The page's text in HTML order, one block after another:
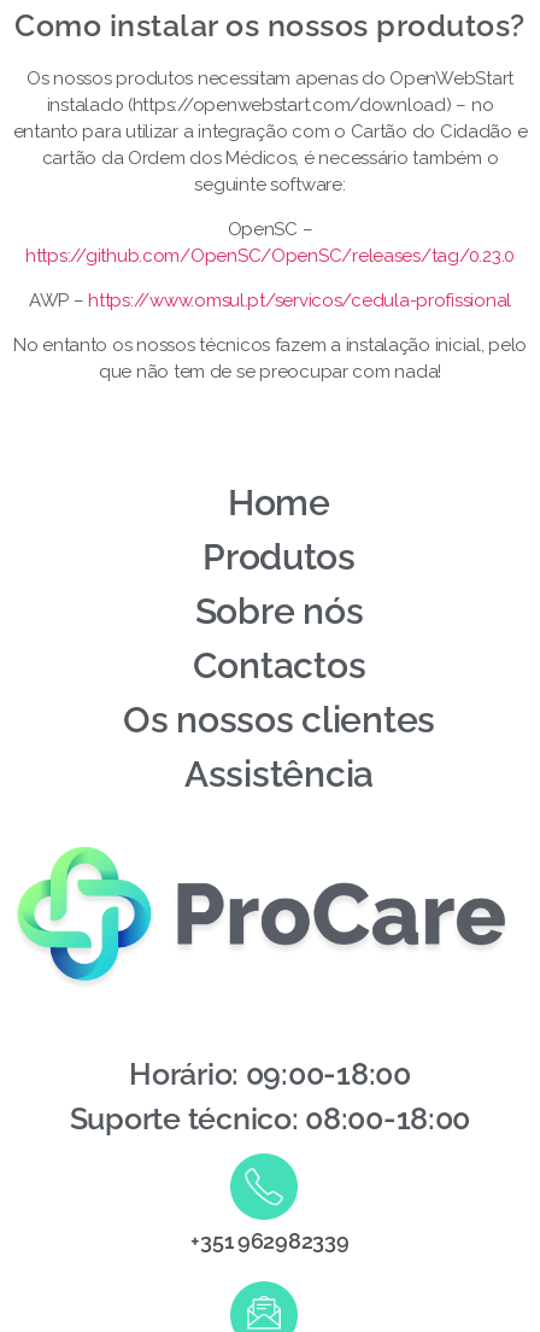
Como instalar os nossos produtos?​
Os nossos produtos necessitam apenas do OpenWebStart
instalado (https://openwebstart.com/download) – no
entanto para utilizar a integração com o Cartão do Cidadão e
cartão da Ordem dos Médicos, é necessário também o
seguinte software:
OpenSC –
https://github.com/OpenSC/OpenSC/releases/tag/0.23.0
AWP –https://www.omsul.pt/servicos/cedula-profissional
No entanto os nossos técnicos fazem a instalação inicial, pelo
que não tem de se preocupar com nada!
Home
Produtos
Sobre nós
Contactos
Os nossos clientes
Assistência
Horário: 09:00-18:00
Suporte técnico: 08:00-18:00
+351 962982339